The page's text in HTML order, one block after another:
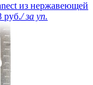
из нержавеющей
руб./ за уп.